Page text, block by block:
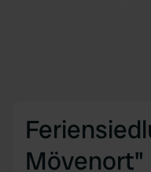
Mövenort"